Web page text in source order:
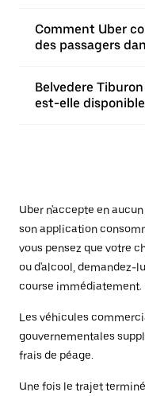
Comment Uber
des passagers
Belvedere
est-elle
Uber n'accepte en
son application
vous pensez que votre
ou d'alcool, demandez-
course immédiatement.
Les véhicules
gouvernementales
frais de péage.
Une fois le trajet